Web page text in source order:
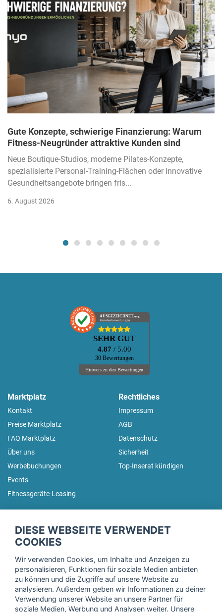
Gute Konzepte, schwierige Finanzierung: Warum
Fitness-Neugründer attraktive Kunden sind
Neue Boutique-Studios, moderne Pilates-Konzepte,
spezialisierte Personal-Training-Flächen oder innovative
Gesundheitsangebote bringen fris...
6. August 2026
AUSGEZEICHNET.org
Kundenbewertungen
SEHR GUT
4.87 / 5.00
30 Bewertungen
Hinweis zu den Bewertungen
Marktplatz
Kontakt
Preise Marktplatz
FAQ Marktplatz
Über uns
Werbebuchungen
Events
Fitnessgeräte-Leasing
Rechtliches
Impressum
AGB
Datenschutz
Sicherheit
Top-Inserat kündigen
Trage dich hier für unseren Newsletter ein und erhalte regelmäßig
Ich stimme der Verarbeitung meiner Daten, wie in der
Einwilligungserklärungder fitnessmarkt.de services GmbH
DIESE WEBSEITE VERWENDET
COOKIES
Wir verwenden Cookies, um Inhalte und Anzeigen zu
personalisieren, Funktionen für soziale Medien anbieten
zu können und die Zugriffe auf unsere Website zu
analysieren. Außerdem geben wir Informationen zu deiner
Verwendung unserer Website an unsere Partner für
soziale Medien, Werbung und Analysen weiter. Unsere